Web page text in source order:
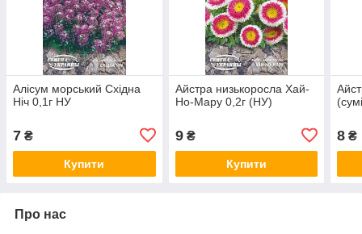
Алісум морський Східна
Ніч 0,1г НУ
7 ₴
Купити
Айстра низькоросла Хай-
Но-Мару 0,2г (НУ)
9₴
Купити
8 ₴
Про нас